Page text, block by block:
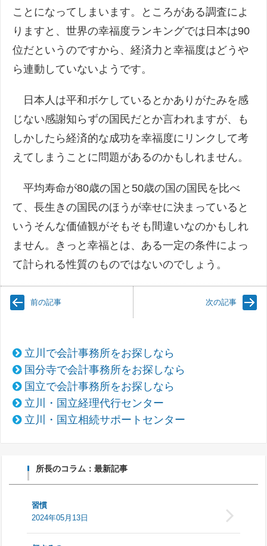
ことになってしまいます。ところがある調査によ
りますと、世界の幸福度ランキングでは日本は90
位だというのですから、経済力と幸福度はどうや
ら連動していないようです。
日本人は平和ボケしているとかありがたみを感
じない感謝知らずの国民だとか言われますが、も
しかしたら経済的な成功を幸福度にリンクして考
えてしまうことに問題があるのかもしれません。
平均寿命が80歳の国と50歳の国の国民を比べ
て、長生きの国民のほうが幸せに決まっていると
いうそんな価値観がそもそも間違いなのかもしれ
ません。きっと幸福とは、ある一定の条件によっ
て計られる性質のものではないのでしょう。
前の記事 次の記事
立川で会計事務所をお探しなら
国分寺で会計事務所をお探しなら
国立で会計事務所をお探しなら
立川・国立経理代行センター
立川・国立相続サポートセンター
所長のコラム：最新記事
習慣
2024年05月13日